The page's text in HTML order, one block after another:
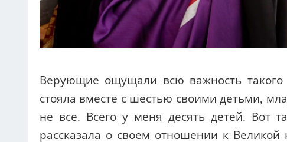
Верующие ощущали всю важность
стояла вместе с шестью своими детьми,
не все. Всего у меня десять детей. Вот
рассказала о своем отношении к